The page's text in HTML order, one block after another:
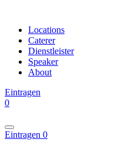
Locations
Caterer
Dienstleister
Speaker
About
Eintragen
0
Eintragen 0